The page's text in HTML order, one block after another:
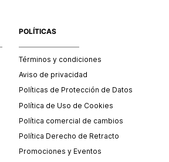
POLÍTICAS
Términos y condiciones
Aviso de privacidad
Políticas de Protección de Datos
Política de Uso de Cookies
Política comercial de cambios
Política Derecho de Retracto
Promociones y Eventos